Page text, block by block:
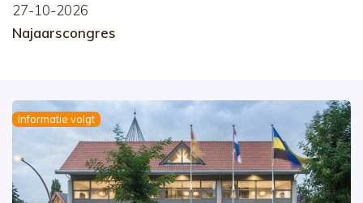
27-10-2026
Najaarscongres
Informatie volgt